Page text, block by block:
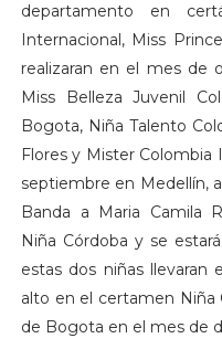
departamento en
Internacional, Miss
realizaran en el mes de
Miss Belleza Juvenil
Bogota, Niña Talento
Flores y Mister Colombia
septiembre en Medellín,
Banda a Maria Camila
Niña Córdoba y se
estas dos niñas
alto en el certamen Niña
de Bogota en el mes de